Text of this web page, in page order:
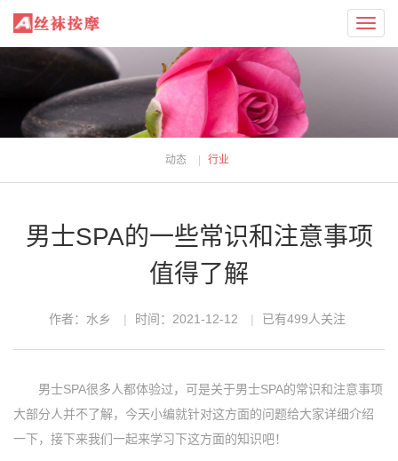
动态 行业
男士SPA的一些常识和注意事项
值得了解
作者：水乡 时间：2021-12-12 已有499人关注
男士SPA很多人都体验过，可是关于男士SPA的常识和注意事项
大部分人并不了解，今天小编就针对这方面的问题给大家详细介绍
一下，接下来我们一起来学习下这方面的知识吧！